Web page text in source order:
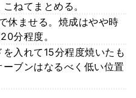
ねてまとめる。
休ませる。焼成はやや時
分程度。
入れて15分程度焼いたも
ブンはなるべく低い位置